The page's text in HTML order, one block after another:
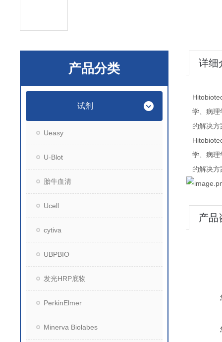
产品分类
试剂
Ueasy
U-Blot
胎牛血清
Ucell
cytiva
UBPBIO
发光HRP底物
PerkinElmer
Minerva Biolabes
详细
学、病理
的解决
学、病理
的解决
产品